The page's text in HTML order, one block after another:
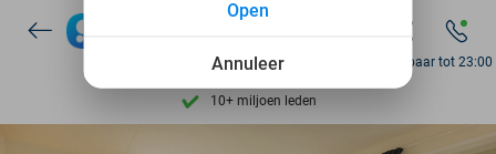
Ontdek 15.000+ deals
7 dagen per week beschikbaar
10+ miljoen leden
206.453 reviews
Bereikbaar tot 23:00
Annuleer
Open